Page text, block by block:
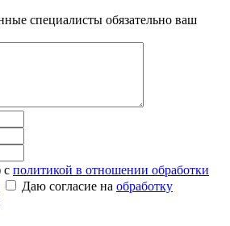
специалисты обязательно ваш
с политикой в отношении обработки
Даю согласие на обработку